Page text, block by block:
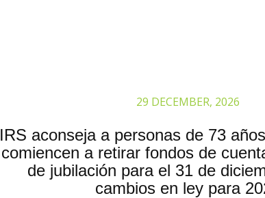
29 DECEMBER, 2026
IRS aconseja a personas de 73
comiencen a retirar fondos de
de jubilación para el 31 de
cambios en ley para